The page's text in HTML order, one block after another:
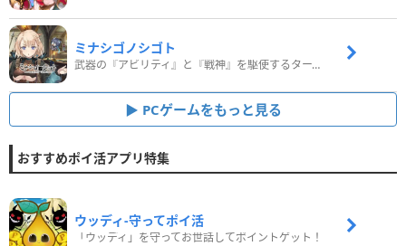
ミナシゴノシゴト
武器の『アビリティ』と『戦神』を駆使するターン制コマンドバトルRPG！
PCゲームをもっと見る
おすすめポイ活アプリ特集
ウッディ‐守ってポイ活
「ウッディ」を守ってお世話してポイントゲット！